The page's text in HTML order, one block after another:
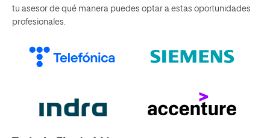
tu asesor de qué manera puedes optar a estas oportunidades
profesionales.